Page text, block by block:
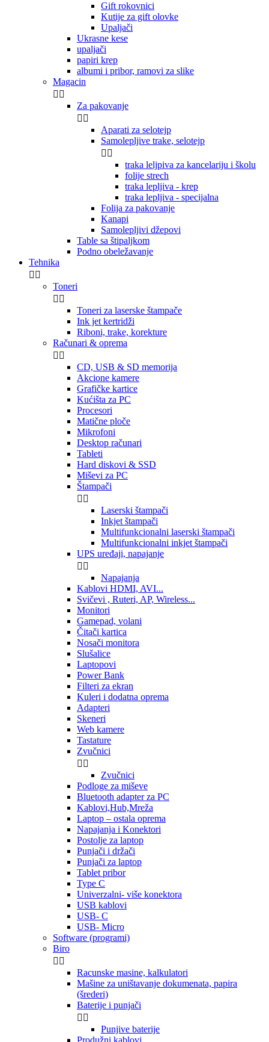
Gift rokovnici
Kutije za gift olovke
Upaljači
Ukrasne kese
upaljači
papiri krep
albumi i pribor, ramovi za slike
Magacin
 
Za pakovanje
 
Aparati za selotejp
Samolepljive trake, selotejp
 
traka leljpiva za kancelariju i školu
folije strech
traka lepljiva - krep
traka lepljiva - specijalna
Folija za pakovanje
Kanapi
Samolepljivi džepovi
Table sa štipaljkom
Podno obeležavanje
Tehnika
 
Toneri
 
Toneri za laserske štampače
Ink jet kertridži
Riboni, trake, korekture
Računari & oprema
 
CD, USB & SD memorija
Akcione kamere
Grafičke kartice
Kućišta za PC
Procesori
Matične ploče
Mikrofoni
Desktop računari
Tableti
Hard diskovi & SSD
Miševi za PC
Štampači
 
Laserski štampači
Inkjet štampači
Multifunkcionalni laserski štampači
Multifunkcionalni inkjet štampači
UPS uređaji, napajanje
 
Napajanja
Kablovi HDMI, AVI...
Svičevi , Ruteri, AP, Wireless...
Monitori
Gamepad, volani
Čitači kartica
Nosači monitora
Slušalice
Laptopovi
Power Bank
Filteri za ekran
Kuleri i dodatna oprema
Adapteri
Skeneri
Web kamere
Tastature
Zvučnici
 
Zvučnici
Podloge za miševe
Bluetooth adapter za PC
Kablovi,Hub,Mreža
Laptop – ostala oprema
Napajanja i Konektori
Postolje za laptop
Punjači i držači
Punjači za laptop
Tablet pribor
Type C
Univerzalni- više konektora
USB kablovi
USB- C
USB- Micro
Software (programi)
Biro
 
Racunske masine, kalkulatori
Mašine za uništavanje dokumenata, papira
(šrederi)
Baterije i punjači
 
Punjive baterije
Produžni kablovi